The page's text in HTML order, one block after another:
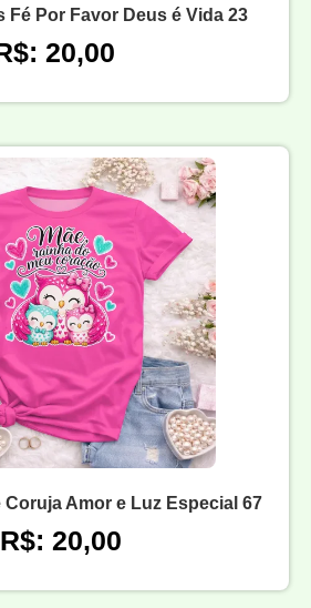
Fé Por Favor Deus é Vida 23
20,00
Coruja Amor e Luz Especial 67
R$: 20,00